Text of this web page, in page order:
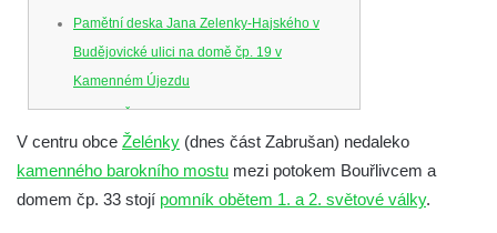
Pamětní deska Jana Zelenky-Hajského v
Budějovické ulici na domě čp. 19 v
Kamenném Újezdu
Kenotaf Šimona Valhy na starém hřbitově v
Kamenném Újezdě
Kenotaf Václava B. Hájka na starém
hřbitově v Kamenném Újezdě
V centru obce Želénky (dnes část Zabrušan) nedaleko
kamenného barokního mostu mezi potokem Bouřlivcem a
domem čp. 33 stojí pomník obětem 1. a 2. světové války.